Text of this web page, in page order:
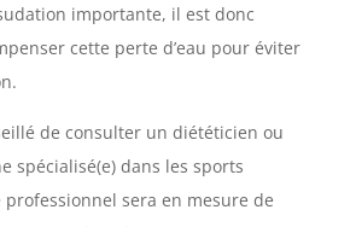
importante, il est donc
cette perte d’eau pour éviter
de consulter un diététicien ou
spécialisé(e) dans les sports
professionnel sera en mesure de